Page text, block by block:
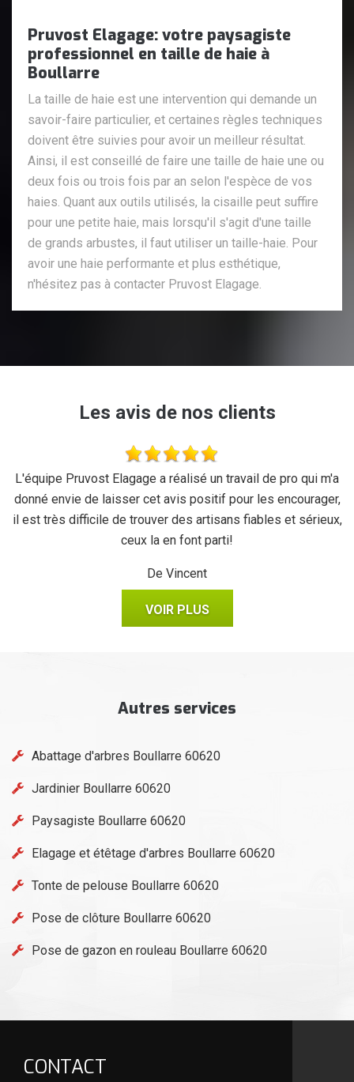
Pruvost Elagage: votre paysagiste
professionnel en taille de haie à
Boullarre
La taille de haie est une intervention qui demande un
savoir-faire particulier, et certaines règles techniques
doivent être suivies pour avoir un meilleur résultat.
Ainsi, il est conseillé de faire une taille de haie une ou
deux fois ou trois fois par an selon l'espèce de vos
haies. Quant aux outils utilisés, la cisaille peut suffire
pour une petite haie, mais lorsqu'il s'agit d'une taille
de grands arbustes, il faut utiliser un taille-haie. Pour
avoir une haie performante et plus esthétique,
n'hésitez pas à contacter Pruvost Elagage.
Les avis de nos clients
L'équipe Pruvost Elagage a réalisé un travail de pro qui m'a
donné envie de laisser cet avis positif pour les encourager,
il est très difficile de trouver des artisans fiables et sérieux,
ceux la en font parti!
De Vincent
VOIR PLUS
Autres services
Abattage d'arbres Boullarre 60620
Jardinier Boullarre 60620
Paysagiste Boullarre 60620
Elagage et étêtage d'arbres Boullarre 60620
Tonte de pelouse Boullarre 60620
Pose de clôture Boullarre 60620
Pose de gazon en rouleau Boullarre 60620
CONTACT